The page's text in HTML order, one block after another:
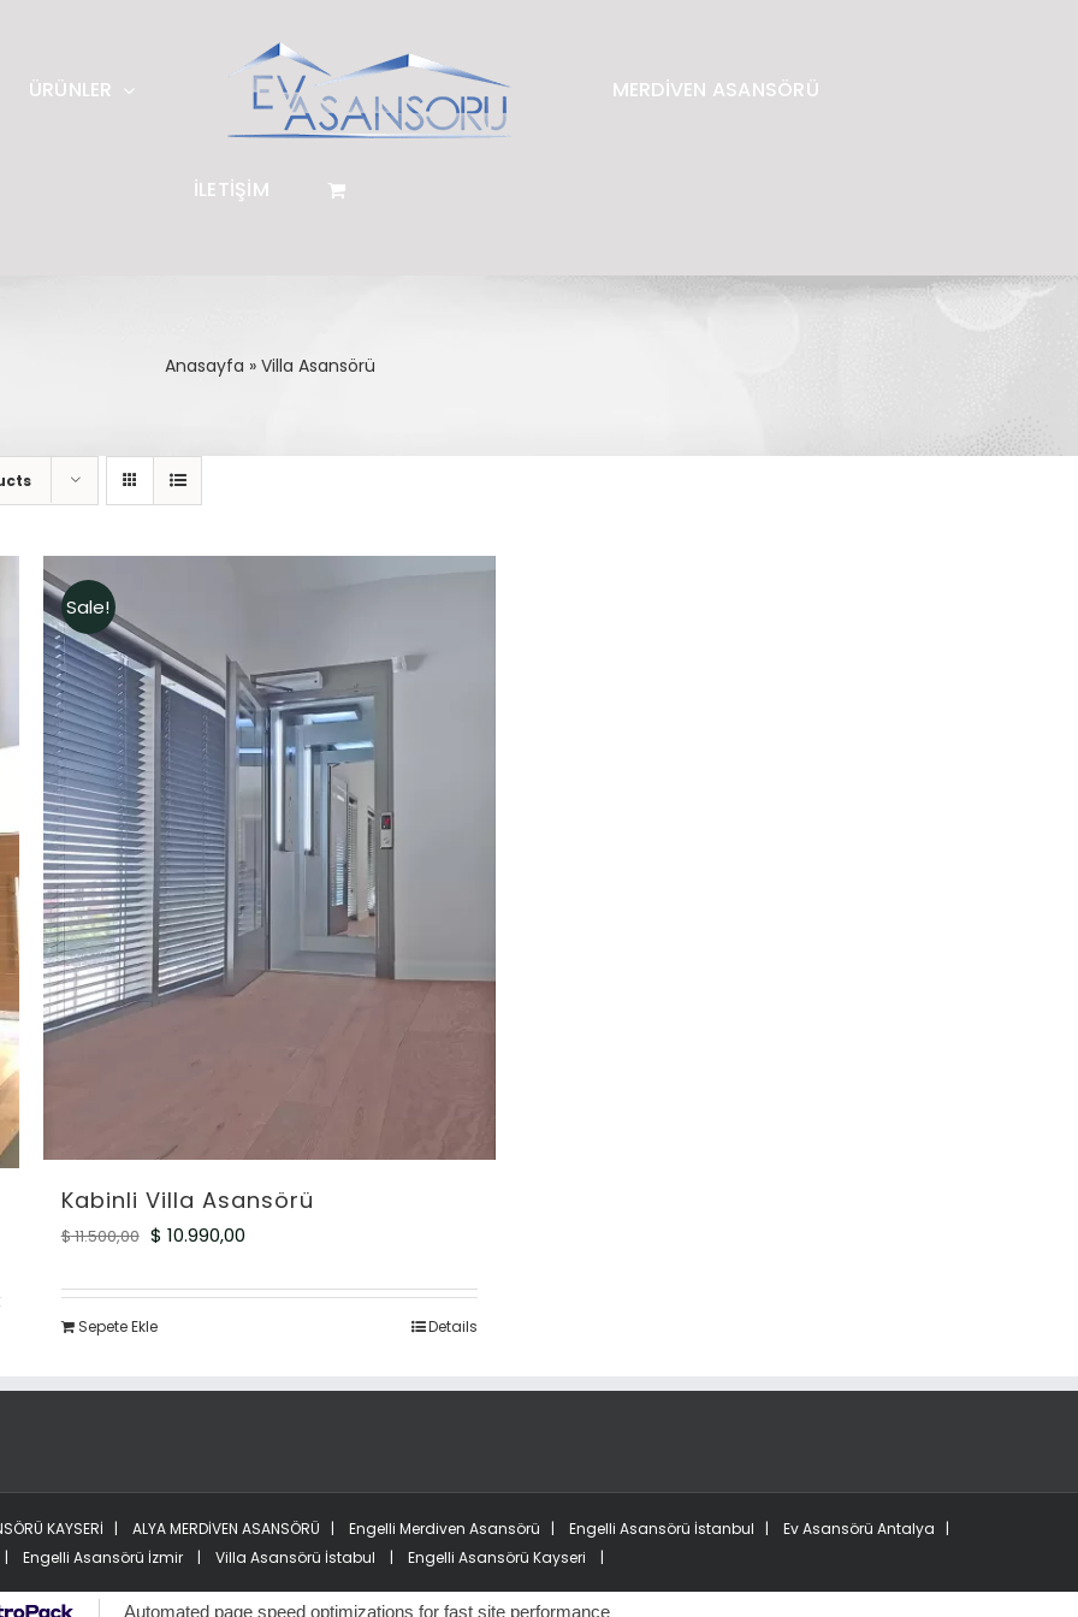
ÜRÜNLER MERDİVEN ASANSÖRÜ
İLETİŞİM
Anasayfa » Villa Asansörü
Sale!
Kabinli Villa Asansörü
$11.500,00 Orijinal
$ 11.500,00.
$ 10.990,00Şu
fiyat:
Sepete Ekle Details
KAYSERİ | ALYA MERDİVEN ASANSÖRÜ | Engelli Merdiven Asansörü | Engelli Asansörü İstanbul | Ev Asansörü Antalya |
| Engelli Asansörü İzmir | Villa Asansörü İstabul | Engelli Asansörü Kayseri |